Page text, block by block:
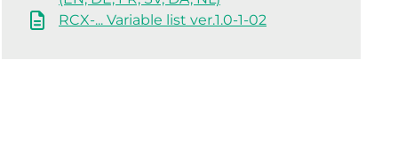
RCX-... Variable list ver.1.0-1-02